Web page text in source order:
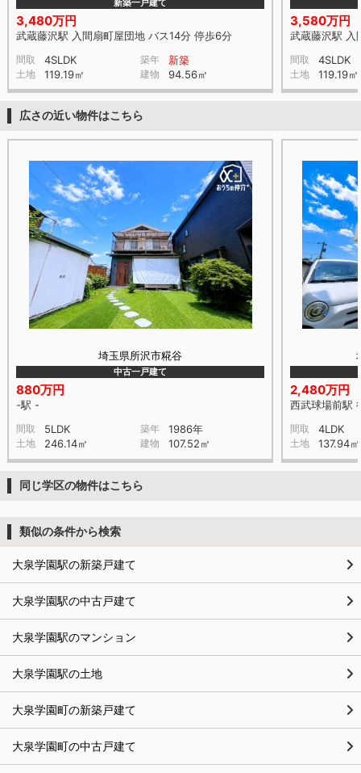
3,480万円
武蔵藤沢駅 入間扇町屋団地 バス14分 停歩6分
間取 4SLDK 築年 新築
土地 119.19㎡ 建物 94.56㎡
3,580万円
武蔵藤沢駅 入
間取 4SLDK
土地 119.19㎡
広さの近い物件はこちら
埼玉県所沢市糀谷
中古一戸建て
880万円
-駅 -
間取 5LDK 築年 1986年
土地 246.14㎡ 建物 107.52㎡
2,480万円
西武球場前駅
間取 4LDK
土地 137.94㎡
同じ学区の物件はこちら
類似の条件から検索
大泉学園駅の新築戸建て
大泉学園駅の中古戸建て
大泉学園駅のマンション
大泉学園駅の土地
大泉学園町の新築戸建て
大泉学園町の中古戸建て